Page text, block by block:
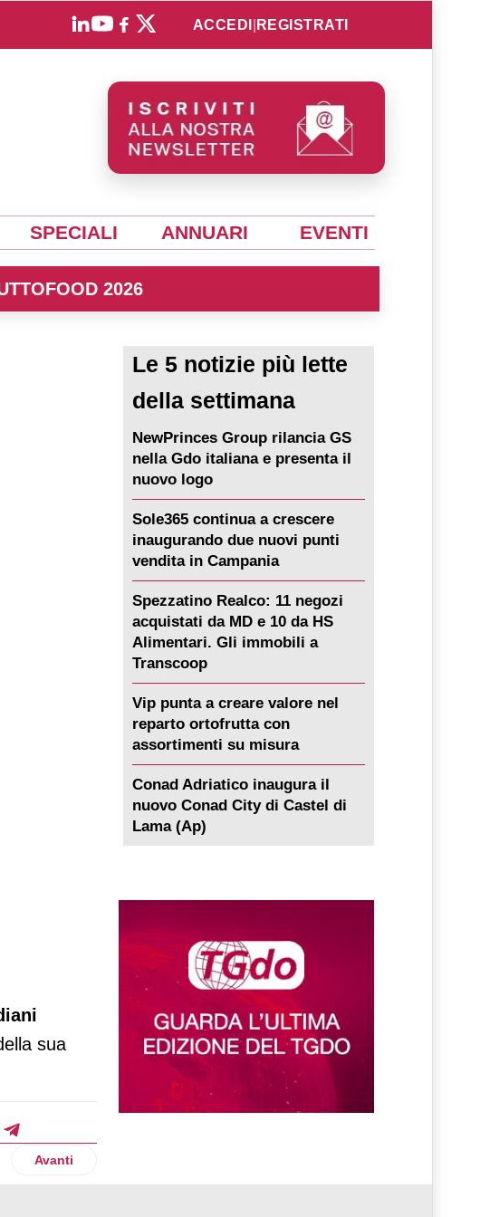
ACCEDI REGISTRATI
SPECIALI ANNUARI EVENTI
2026
sua
Articolo successivo: Tre Marie
Avanti
Le 5 notizie più lette
della settimana
NewPrinces Group rilancia GS
nella Gdo italiana e presenta il
nuovo logo
Sole365 continua a crescere
inaugurando due nuovi punti
vendita in Campania
Spezzatino Realco: 11 negozi
acquistati da MD e 10 da HS
Alimentari. Gli immobili a
Transcoop
Vip punta a creare valore nel
reparto ortofrutta con
assortimenti su misura
Conad Adriatico inaugura il
nuovo Conad City di Castel di
Lama (Ap)